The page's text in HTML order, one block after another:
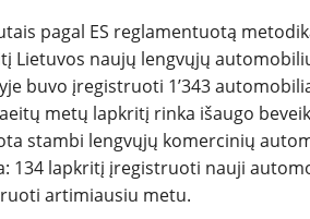
pagal ES reglamentuotą
Lietuvos naujų lengvųjų
buvo įregistruoti 1’343
metų lapkritį rinka išaugo
stambi lengvųjų komercinių
134 lapkritį įregistruoti nauji
artimiausiu metu.